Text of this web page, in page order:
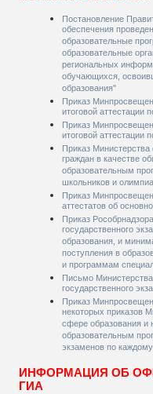
Постановление
обеспечения
образовательные
образовательные
региональных
обучающихся,
образования"
Приказ
итоговой аттестации
Приказ
итоговой аттестации
Приказ
граждан в качестве
образовательным
школьников и
Приказ
аттестатов об
Приказ
государственного
образования, и
поступления в
и программам
Письмо
государственного
Приказ
некоторых приказов
сфере образования и
образовательным
экзаменов по
ИНФОРМАЦИЯ ОБ
ГИА